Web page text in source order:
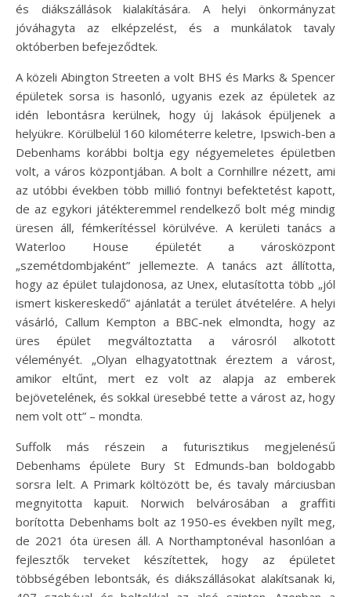
és diákszállások kialakítására. A helyi önkormányzat
jóváhagyta az elképzelést, és a munkálatok tavaly
októberben befejeződtek.
A közeli Abington Streeten a volt BHS és Marks & Spencer
épületek sorsa is hasonló, ugyanis ezek az épületek az
idén lebontásra kerülnek, hogy új lakások épüljenek a
helyükre. Körülbelül 160 kilométerre keletre, Ipswich-ben a
Debenhams korábbi boltja egy négyemeletes épületben
volt, a város központjában. A bolt a Cornhillre nézett, ami
az utóbbi években több millió fontnyi befektetést kapott,
de az egykori játékteremmel rendelkező bolt még mindig
üresen áll, fémkerítéssel körülvéve. A kerületi tanács a
Waterloo House épületét a városközpont
„szemétdombjaként” jellemezte. A tanács azt állította,
hogy az épület tulajdonosa, az Unex, elutasította több „jól
ismert kiskereskedő” ajánlatát a terület átvételére. A helyi
vásárló, Callum Kempton a BBC-nek elmondta, hogy az
üres épület megváltoztatta a városról alkotott
véleményét. „Olyan elhagyatottnak éreztem a várost,
amikor eltűnt, mert ez volt az alapja az emberek
bejövetelének, és sokkal üresebbé tette a várost az, hogy
nem volt ott” – mondta.
Suffolk más részein a futurisztikus megjelenésű
Debenhams épülete Bury St Edmunds-ban boldogabb
sorsra lelt. A Primark költözött be, és tavaly márciusban
megnyitotta kapuit. Norwich belvárosában a graffiti
borította Debenhams bolt az 1950-es években nyílt meg,
de 2021 óta üresen áll. A Northamptonéval hasonlóan a
fejlesztők terveket készítettek, hogy az épületet
többségében lebontsák, és diákszállásokat alakítsanak ki,